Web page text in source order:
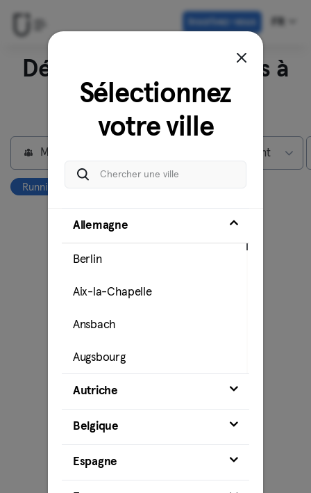
Inscrivez-vous FR
Découvrez nos studios à
Berlin
Max abonnement
Running Hiking Effacer tout
Sélectionnez
votre ville
Allemagne
Berlin
Aix-la-Chapelle
Ansbach
Augsbourg
Bamberg
Bielefeld
Bochum
Autriche
Belgique
Espagne